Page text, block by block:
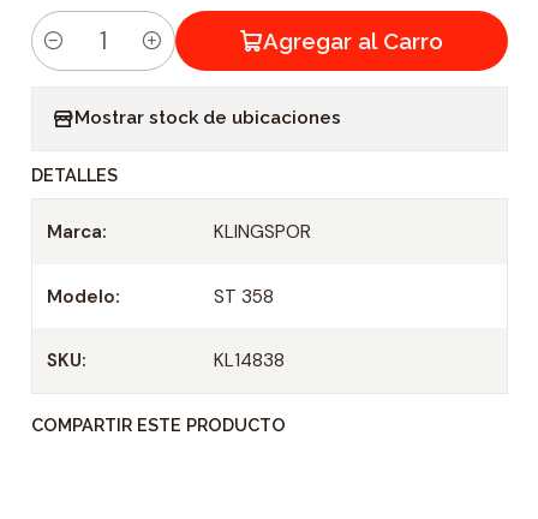
C
Agregar al Carro
Mostrar stock de ubicaciones
DETALLES
Marca: KLINGSPOR
Modelo: ST 358
SKU: KL14838
COMPARTIR ESTE PRODUCTO